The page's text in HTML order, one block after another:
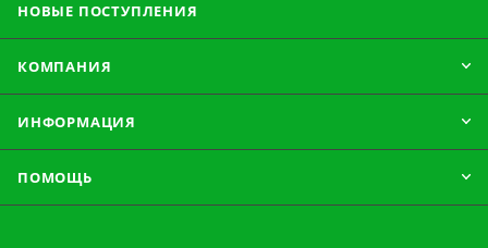
НОВЫЕ ПОСТУПЛЕНИЯ
КОМПАНИЯ
ИНФОРМАЦИЯ
ПОМОЩЬ